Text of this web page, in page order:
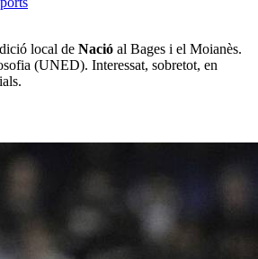
local de Nació al Bages i el Moianès.
(UNED). Interessat, sobretot, en